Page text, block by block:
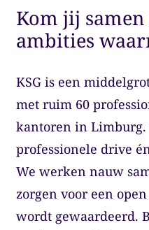
Kom jij
ambities
KSG is een
met ruim 60
kantoren in Limburg.
professionele drive
We werken nauw
zorgen voor een
wordt gewaardeerd.